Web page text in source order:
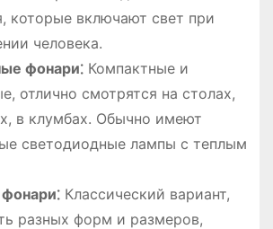
которые включают свет при
человека.
фонари⁚Компактные и
отлично смотрятся на столах,
в клумбах. Обычно имеют
светодиодные лампы с теплым
Классический вариант,
разных форм и размеров,